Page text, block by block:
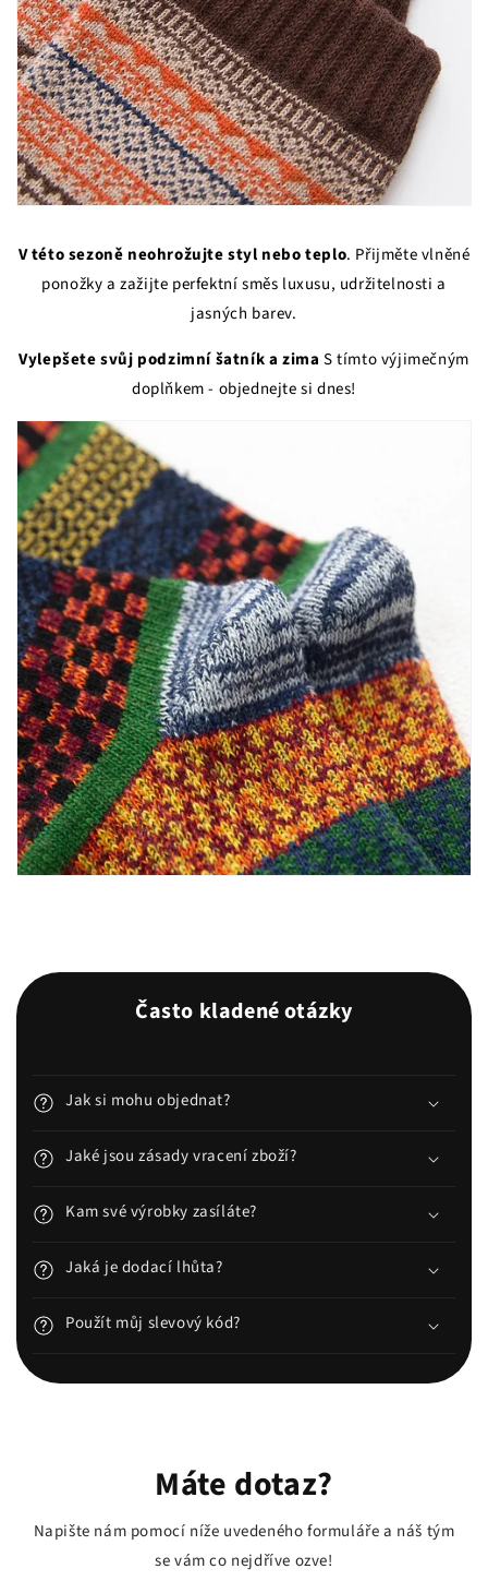
V této sezoně neohrožujte styl nebo teplo. Přijměte vlněné
ponožky a zažijte perfektní směs luxusu, udržitelnosti a
jasných barev.
Vylepšete svůj podzimní šatníka zima S tímto výjimečným
doplňkem - objednejte si dnes!
Často kladené otázky
Jak si mohu objednat?
Jaké jsou zásady vracení zboží?
Kam své výrobky zasíláte?
Jaká je dodací lhůta?
Použít můj slevový kód?
Máte dotaz?
Napište nám pomocí níže uvedeného formuláře a náš tým
se vám co nejdříve ozve!